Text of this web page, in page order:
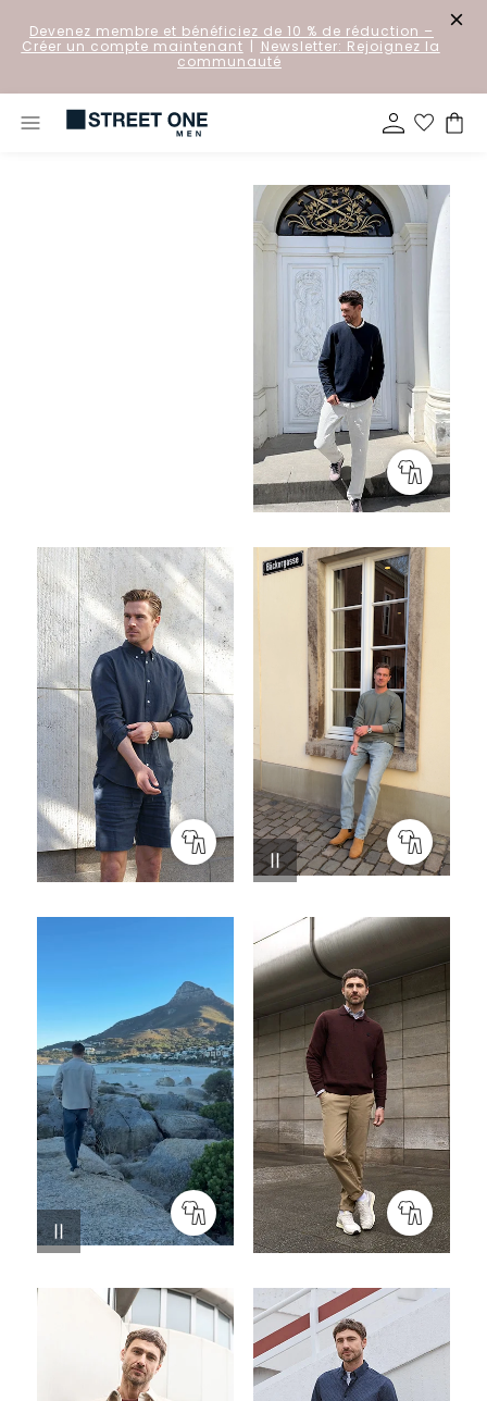
Devenez membre et bénéficiez de 10 % de réduction –
Créer un compte maintenant | Newsletter: Rejoignez la
communauté